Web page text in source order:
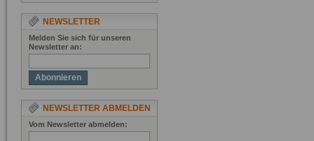
NEWSLETTER
Melden Sie sich für unseren
Newsletter an:
Abonnieren
NEWSLETTER ABMELDEN
Vom Newsletter abmelden: